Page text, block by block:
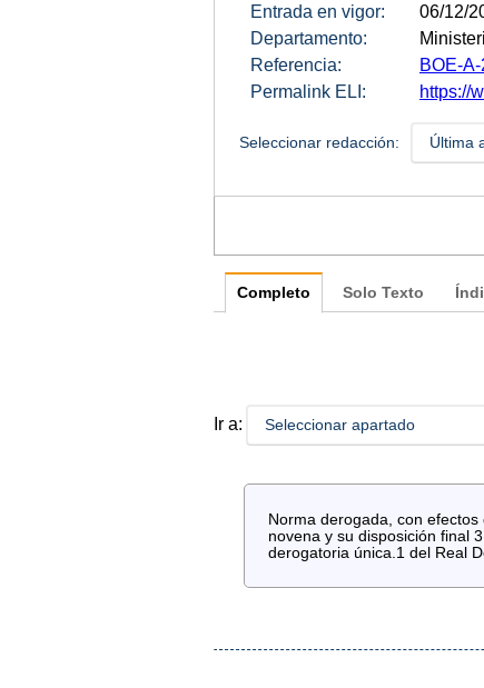
Entrada en vigor:
06/12/
Departamento:
Referencia:
BOE-
Permalink ELI:
https://
Seleccionar redacción: Última
Completo Solo Texto
Ir a: Seleccionar apartado
Norma derogada, con
novena y su disposición final
derogatoria única.1 del Real